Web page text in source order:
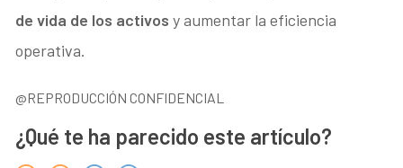
de vida de los activos y aumentar la eficiencia
operativa.
@REPRODUCCIÓN CONFIDENCIAL
¿Qué te ha parecido este artículo?